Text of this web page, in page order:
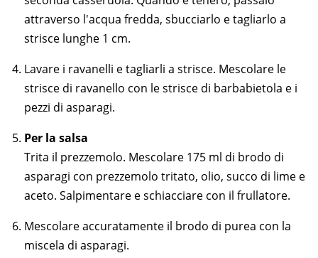
attraverso l'acqua fredda, sbucciarlo e tagliarlo a
strisce lunghe 1 cm.
Lavare i ravanelli e tagliarli a strisce. Mescolare le
strisce di ravanello con le strisce di barbabietola e i
pezzi di asparagi.
Per la salsa
Trita il prezzemolo. Mescolare 175 ml di brodo di
asparagi con prezzemolo tritato, olio, succo di lime e
aceto. Salpimentare e schiacciare con il frullatore.
Mescolare accuratamente il brodo di purea con la
miscela di asparagi.